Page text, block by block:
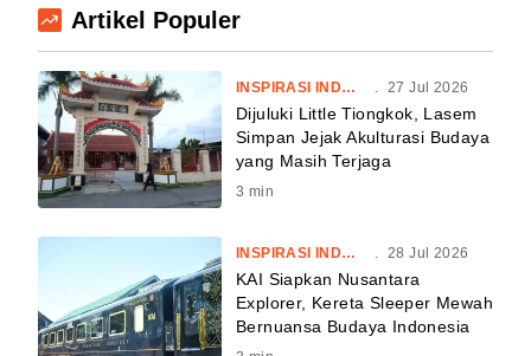
Artikel Populer
INSPIRASI INDONESIA . 27 Jul 2026
Dijuluki Little Tiongkok, Lasem
Simpan Jejak Akulturasi Budaya
yang Masih Terjaga
3 min
INSPIRASI INDONESIA . 28 Jul 2026
KAI Siapkan Nusantara
Explorer, Kereta Sleeper Mewah
Bernuansa Budaya Indonesia